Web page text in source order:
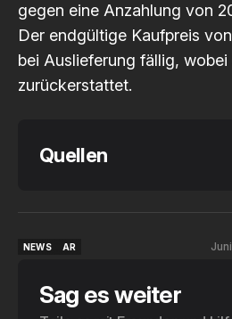
gegen eine Anzahlung von
Der endgültige Kaufpreis
bei Auslieferung fällig,
zurückerstattet.
Quellen
Snap Inc.: Introducing
heise online – Snap
AR-Brille für
Dollar
NEWS
AR
Sag es weiter